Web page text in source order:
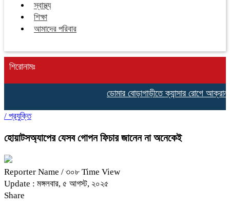
স্বাস্থ্য
শিক্ষা
আমাদের পরিবার
শিরোনামঃ
ডোমার বোড়াগাড়ীতে ক্যান্সার রোগে
/ প্রযুক্তি
হোয়াটসঅ্যাপের যেসব গোপন ফিচার জানেন না অনেকেই
Reporter Name / ৩০৮ Time View
Update : মঙ্গলবার, ৫ আগস্ট, ২০২৫
Share